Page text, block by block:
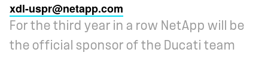
xdl-uspr@netapp.com
For the third year in a row NetApp will be
the official sponsor of the Ducati team